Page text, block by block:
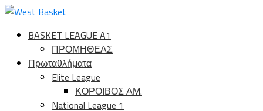
BASKET LEAGUE A1
ΠΡΟΜΗΘΕΑΣ
Πρωταθλήματα
Elite League
ΚΟΡΟΙΒΟΣ ΑΜ.
National League 1